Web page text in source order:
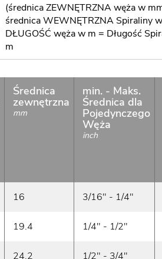
(średnica ZEWNĘTRZNA węża w
średnica WEWNĘTRZNA Spiraliny
DŁUGOŚĆ węża w m = Długość
m
Średnica
zewnętrzna
mm
min. - Maks.
Średnica dla
Pojedynczego
Węża
inch
16 3/16" - 1/4"
19.4 1/4" - 1/2"
24.2 1/2" - 3/4"